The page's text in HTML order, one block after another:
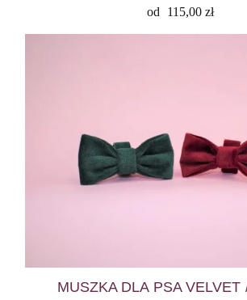
od 115,00zł
MUSZKA DLA PSA VELVET